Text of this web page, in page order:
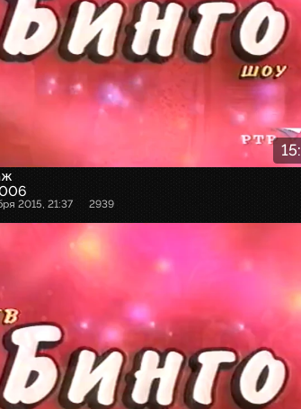
2015, 21:37 2939